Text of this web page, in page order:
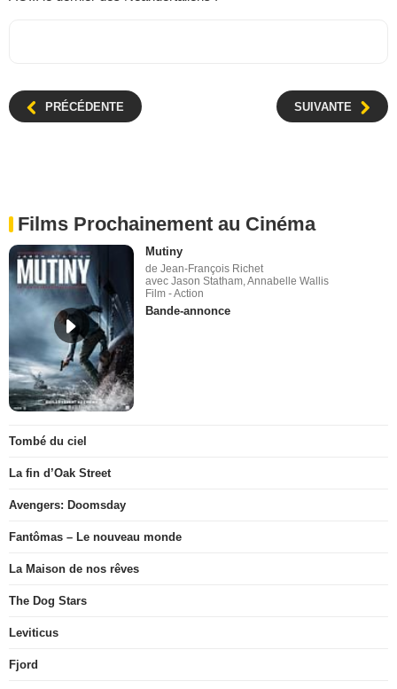
PRÉCÉDENTE SUIVANTE
Films Prochainement au Cinéma
Mutiny
de Jean-François Richet
avec Jason Statham, Annabelle Wallis
Film - Action
Bande-annonce
Tombé du ciel
La fin d’Oak Street
Avengers: Doomsday
Fantômas – Le nouveau monde
La Maison de nos rêves
The Dog Stars
Leviticus
Fjord